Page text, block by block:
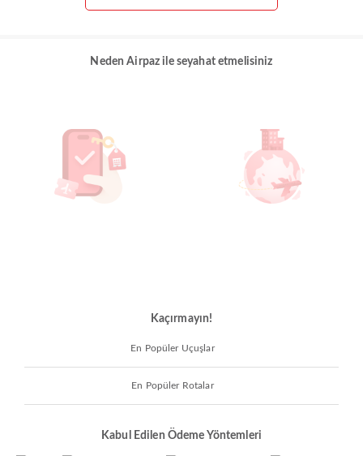
Neden Airpaz ile seyahat etmelisiniz
Kaçırmayın!
En Popüler Uçuşlar
En Popüler Rotalar
Kabul Edilen Ödeme Yöntemleri